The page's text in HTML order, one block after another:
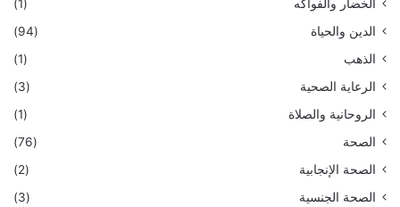
الخضار والفواكه
(1)
الدين والحياة
(94)
الذهب
(1)
الرعاية الصحية
(3)
الروحانية والصلاة
(1)
الصحة
(76)
الصحة الإنجابية
(2)
الصحة الجنسية
(3)